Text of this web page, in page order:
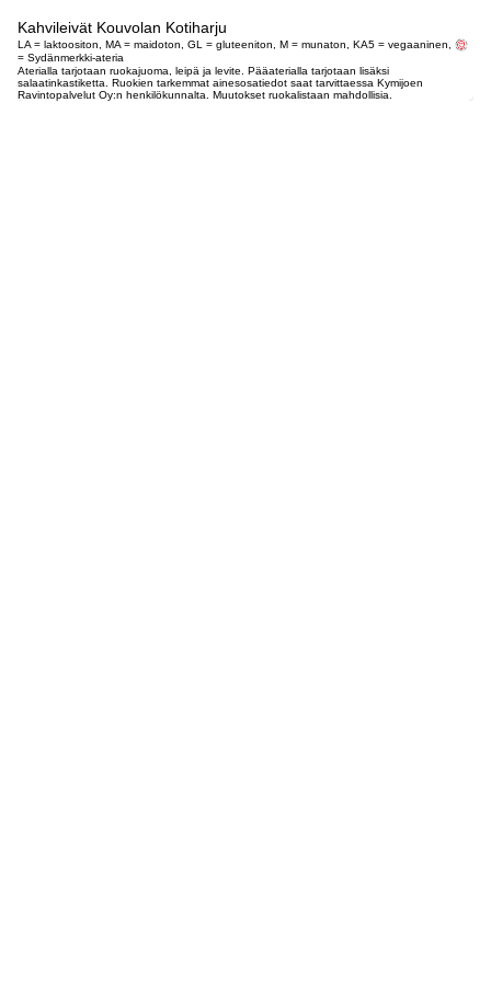
Kahvileivät Kouvolan Kotiharju
LA = laktoositon, MA = maidoton, GL = gluteeniton, M = munaton, KA5 = vegaaninen,
= Sydänmerkki-ateria
Aterialla tarjotaan ruokajuoma, leipä ja levite. Pääaterialla tarjotaan lisäksi
salaatinkastiketta. Ruokien tarkemmat ainesosatiedot saat tarvittaessa Kymijoen
Ravintopalvelut Oy:n henkilökunnalta. Muutokset ruokalistaan mahdollisia.